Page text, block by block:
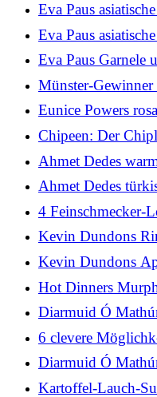
Eva Paus
asiatischem
Eva Paus
Torte
Eva Paus Garnele
Münster-Gewinner
2026
Eunice Powers
Heute
Chipeen: Der
Kartoffeln
Ahmet Dedes
mariniertem
Ahmet Dedes
4 Feinschmecker-
kulinarische
Kevin Dundons
Kevin Dundons
Hot Dinners
London
Diarmuid Ó
Lauch und Käse
6 clevere
übriggebliebener
vermeiden
Diarmuid Ó
Karottensuppe
Kartoffel-Lauch-